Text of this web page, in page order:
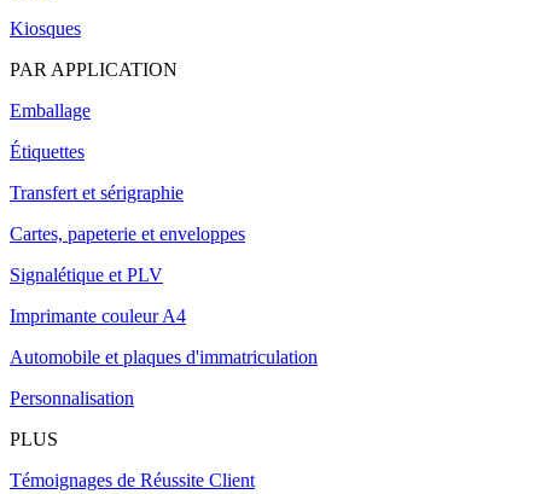
Kiosques
PAR APPLICATION
Emballage
Étiquettes
Transfert et sérigraphie
Cartes, papeterie et enveloppes
Signalétique et PLV
Imprimante couleur A4
Automobile et plaques d'immatriculation
Personnalisation
PLUS
Témoignages de Réussite Client